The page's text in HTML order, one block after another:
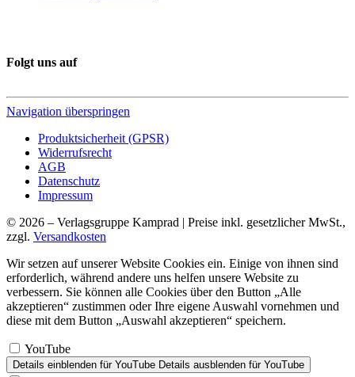
Folgt uns auf
Navigation überspringen
Produktsicherheit (GPSR)
Widerrufsrecht
AGB
Datenschutz
Impressum
© 2026 – Verlagsgruppe Kamprad | Preise inkl. gesetzlicher MwSt.,
zzgl. Versandkosten
Wir setzen auf unserer Website Cookies ein. Einige von ihnen sind
erforderlich, während andere uns helfen unsere Website zu
verbessern. Sie können alle Cookies über den Button „Alle
akzeptieren“ zustimmen oder Ihre eigene Auswahl vornehmen und
diese mit dem Button „Auswahl akzeptieren“ speichern.
YouTube
Details einblenden für YouTube Details ausblenden für YouTube